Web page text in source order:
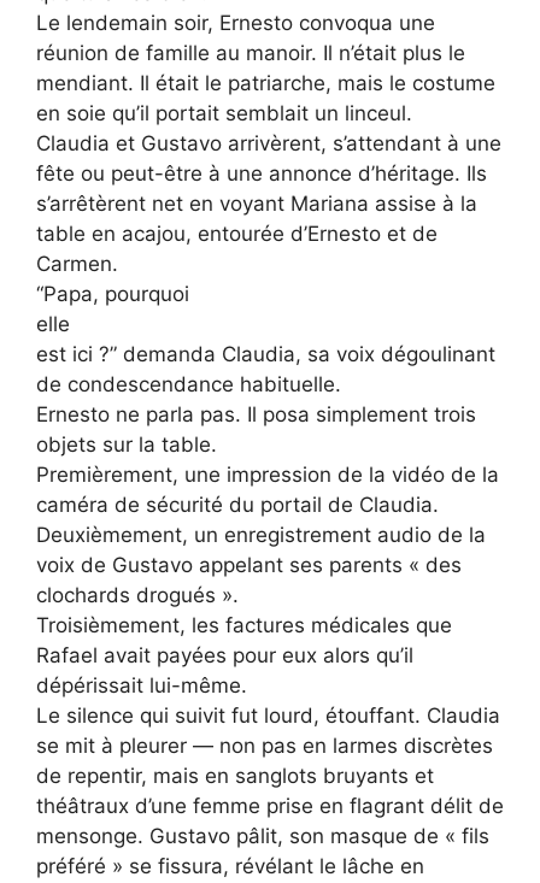
Le lendemain soir, Ernesto convoqua une
réunion de famille au manoir. Il n’était plus le
mendiant. Il était le patriarche, mais le costume
en soie qu’il portait semblait un linceul.
Claudia et Gustavo arrivèrent, s’attendant à une
fête ou peut-être à une annonce d’héritage. Ils
s’arrêtèrent net en voyant Mariana assise à la
table en acajou, entourée d’Ernesto et de
Carmen.
“Papa, pourquoi
elle
est ici ?” demanda Claudia, sa voix dégoulinant
de condescendance habituelle.
Ernesto ne parla pas. Il posa simplement trois
objets sur la table.
Premièrement, une impression de la vidéo de la
caméra de sécurité du portail de Claudia.
Deuxièmement, un enregistrement audio de la
voix de Gustavo appelant ses parents « des
clochards drogués ».
Troisièmement, les factures médicales que
Rafael avait payées pour eux alors qu’il
dépérissait lui-même.
Le silence qui suivit fut lourd, étouffant. Claudia
se mit à pleurer — non pas en larmes discrètes
de repentir, mais en sanglots bruyants et
théâtraux d’une femme prise en flagrant délit de
mensonge. Gustavo pâlit, son masque de « fils
préféré » se fissura, révélant le lâche en